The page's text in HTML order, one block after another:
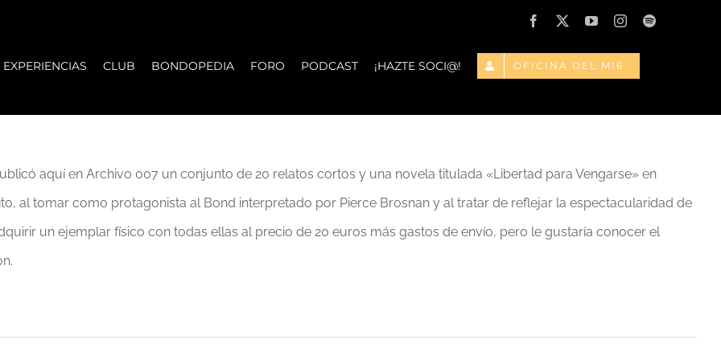
Facebook
X YouTubeInstagramSpotify
EXPERIENCIAS CLUB BONDOPEDIA FORO PODCAST ¡HAZTE SOCI@! OFICINA DEL MI6
aquí en Archivo 007 un conjunto de 20 relatos cortos y una novela titulada «Libertad para Vengarse» en
al tomar como protagonista al Bond interpretado por Pierce Brosnan y al tratar de reflejar la espectacularidad de
un ejemplar físico con todas ellas al precio de 20 euros más gastos de envío, pero le gustaría conocer el